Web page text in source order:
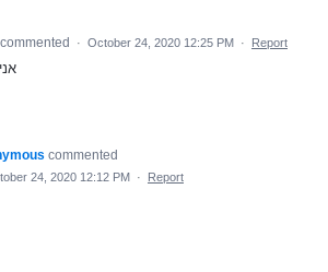
commented · October 24, 2020 12:25 PM · Report
commented
24, 2020 12:12 PM · Report